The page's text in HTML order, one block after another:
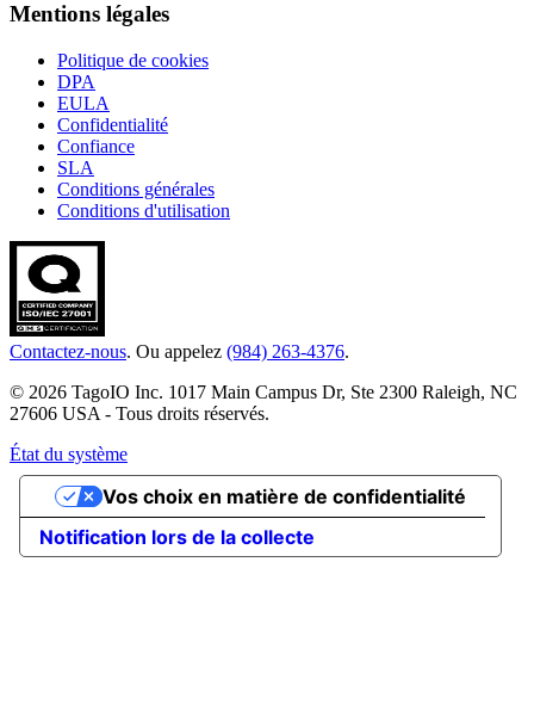
Mentions légales
Politique de cookies
DPA
EULA
Confidentialité
Confiance
SLA
Conditions générales
Conditions d'utilisation
Contactez-nous. Ou appelez (984) 263-4376.
© 2026 TagoIO Inc. 1017 Main Campus Dr, Ste 2300 Raleigh, NC
27606 USA - Tous droits réservés.
État du système
Notification lors de la collecte
Vos choix en matière de confidentialité